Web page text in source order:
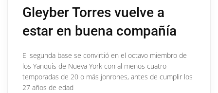
Gleyber Torres vuelve a
estar en buena compañía
El segunda base se convirtió en el octavo miembro de
los Yanquis de Nueva York con al menos cuatro
temporadas de 20 o más jonrones, antes de cumplir los
27 años de edad